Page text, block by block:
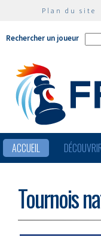
Plan du site
Rechercher un joueur
ACCUEIL
Tournois